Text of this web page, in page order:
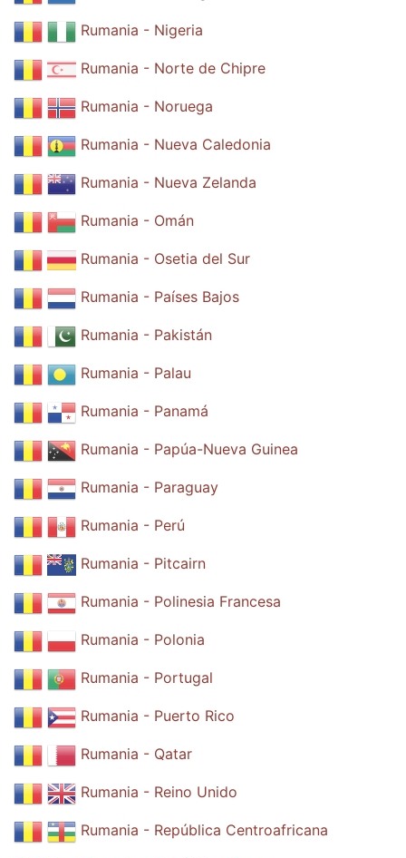
Rumania - Nigeria
Rumania - Norte de Chipre
Rumania - Noruega
Rumania - Nueva Caledonia
Rumania - Nueva Zelanda
Rumania - Omán
Rumania - Osetia del Sur
Rumania - Países Bajos
Rumania - Pakistán
Rumania - Palau
Rumania - Panamá
Rumania - Papúa-Nueva Guinea
Rumania - Paraguay
Rumania - Perú
Rumania - Pitcairn
Rumania - Polinesia Francesa
Rumania - Polonia
Rumania - Portugal
Rumania - Puerto Rico
Rumania - Qatar
Rumania - Reino Unido
Rumania - República Centroafricana